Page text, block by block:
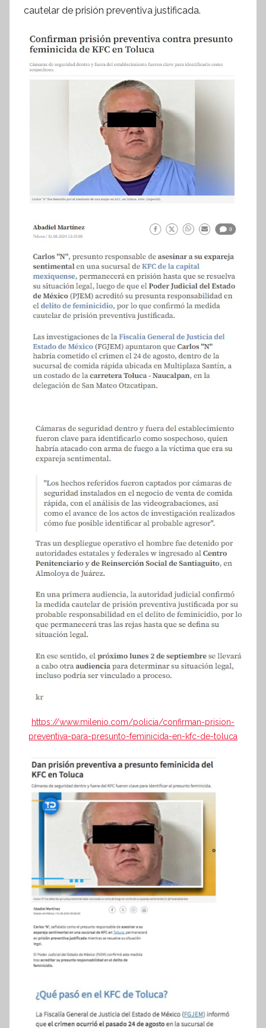
I
f
r
m
a
t
i
v
a
cautelar de prisión preventiva justificada.
https://www.milenio.com/policia/confirman-prision-
preventiva-para-presunto-feminicida-en-kfc-de-toluca